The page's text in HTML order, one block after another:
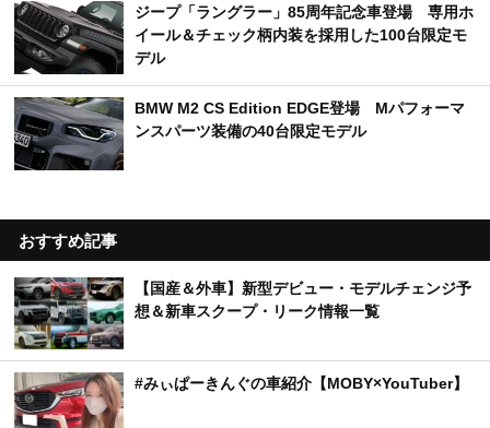
ジープ「ラングラー」85周年記念車登場 専用ホ
イール＆チェック柄内装を採用した100台限定モ
デル
BMW M2 CS Edition EDGE登場 Mパフォーマ
ンスパーツ装備の40台限定モデル
おすすめ記事
【国産＆外車】新型デビュー・モデルチェンジ予
想＆新車スクープ・リーク情報一覧
#みぃぱーきんぐの車紹介【MOBY×YouTuber】